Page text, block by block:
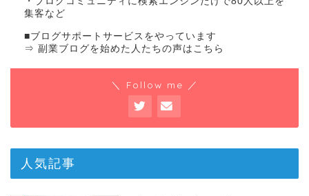
集客など
■ブログサポートサービスをやっています
⇒ 副業ブログを始めた人たちの声はこちら
＼ Follow me ／
人気記事